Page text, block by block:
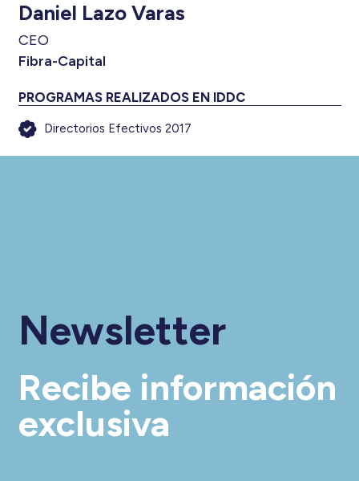
Daniel Lazo Varas
CEO
Fibra-Capital
PROGRAMAS REALIZADOS EN IDDC
Directorios Efectivos 2017
Newsletter
Recibe información
exclusiva